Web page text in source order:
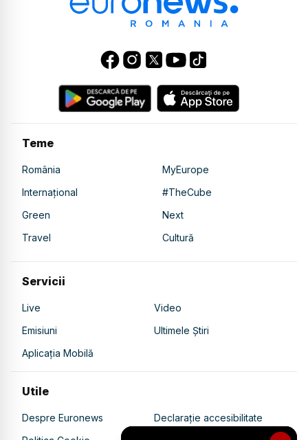
Teme
România
MyEurope
Internațional
#TheCube
Green
Next
Travel
Cultură
Servicii
Live
Video
Emisiuni
Ultimele Știri
Aplicația Mobilă
Utile
Despre Euronews
Declarație accesibilitate